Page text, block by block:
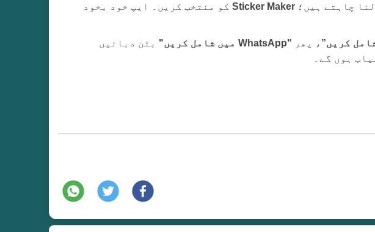
چاہتے ہیں؛ Sticker Maker کو منتخب کریں۔ ایپ خود بخود
کریں” ، پھر "WhatsApp میں شامل کریں"
بٹن دبائیں